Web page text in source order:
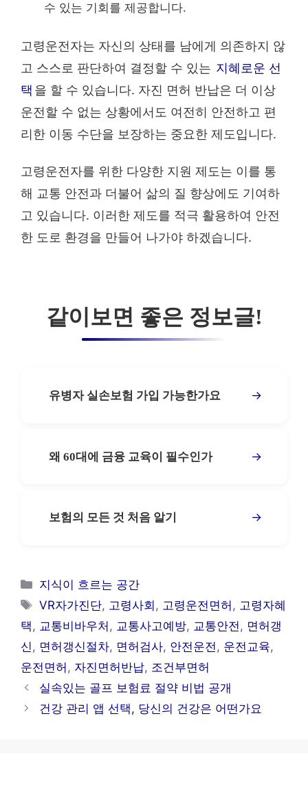
수 있는 기회를 제공합니다.
고령운전자는 자신의 상태를 남에게 의존하지 않
고 스스로 판단하여 결정할 수 있는 지혜로운 선
택 을 할 수 있습니다. 자진 면허 반납은 더 이상
운전할 수 없는 상황에서도 여전히 안전하고 편
리한 이동 수단을 보장하는 중요한 제도입니다.
고령운전자를 위한 다양한 지원 제도는 이를 통
해 교통 안전과 더불어 삶의 질 향상에도 기여하
고 있습니다. 이러한 제도를 적극 활용하여 안전
한 도로 환경을 만들어 나가야 하겠습니다.
같이보면 좋은 정보글!
유병자 실손보험 가입 가능한가요 →
왜 60대에 금융 교육이 필수인가 →
보험의 모든 것 처음 알기 →
카
테
리
지식이 흐르는 공간
태
그
VR자가진단, 고령사회 , 고령운전면허 , 고령자혜
택, 교통비바우처 , 교통사고예방, 교통안전, 면허갱
신, 면허갱신절차, 면허검사, 안전운전, 운전교육,
운전면허 , 자진면허반납, 조건부면허
실속있는 골프 보험료 절약 비법 공개
건강 관리 앱 선택, 당신의 건강은 어떤가요